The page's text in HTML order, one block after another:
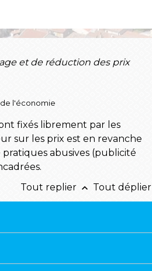
et de réduction des prix
l'économie
fixés librement par les
sur les prix est en revanche
abusives (publicité
Tout replier keyboard_arrow_up Tout déplier